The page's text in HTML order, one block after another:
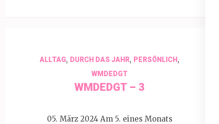
ALLTAG, DURCH DAS JAHR, PERSÖNLICH,
WMDEDGT
WMDEDGT – 3
05. März 2024 Am 5. eines Monats